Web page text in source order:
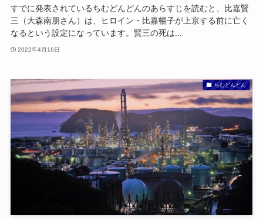
すでに発表されているちむどんどんのあらすじを読むと、比嘉賢
三（大森南朋さん）は、ヒロイン・比嘉暢子が上京する前に亡く
なるという設定になっています。賢三の死は...
2022年4月16日
ちむどんどん